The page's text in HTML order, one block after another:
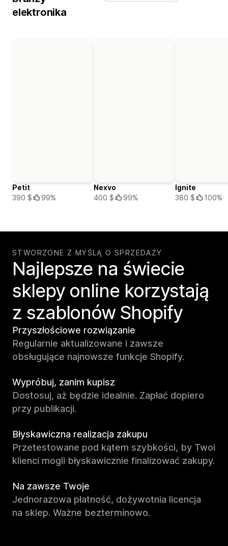
elektronika
Petit
390 $
99%
Nexvo
400 $
99%
Ignite
380 $
100%
STWORZONE Z MYŚLĄ O SPRZEDAŻY
Najlepsze na świecie
sklepy online korzystają
z szablonów Shopify
Przyszłościowe rozwiązanie
Regularnie aktualizowane i zawsze
obsługujące najnowsze funkcje Shopify.
Wypróbuj, zanim kupisz
Dostosuj, aż będzie idealnie. Zapłać dopiero
przy publikacji.
Błyskawiczna realizacja zakupu
Przetestowane pod kątem szybkości, by Twoi
klienci mogli błyskawicznie finalizować zakupy.
Na zawsze Twoje
Jednorazowa płatność, dożywotnia licencja
na sklep. Ważne bezterminowo.